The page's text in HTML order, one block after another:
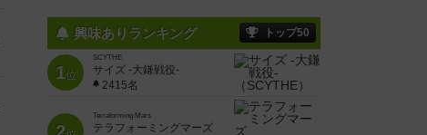
興味ありランキング トップ50
1位
SCYTHE
サイズ -大鎌戦役-
2415名
Terraforming Mars
テラフォーミングマーズ